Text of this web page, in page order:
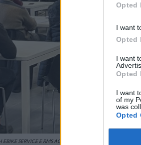
Opted
I want
Opted
I want
Opted
I want
of my
was
Opted
EBIKE SERVICE E RMS ACADEMY TECH HUB, HANNO